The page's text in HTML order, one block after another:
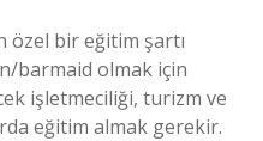
özel bir eğitim şartı
barmaid olmak için
işletmeciliği, turizm ve
eğitim almak gerekir.